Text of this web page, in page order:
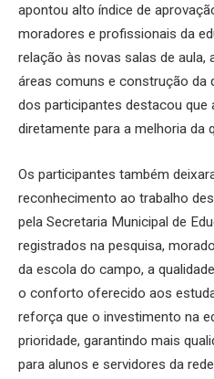
apontou alto índice de
moradores e profissionais da
relação às novas salas de aula,
áreas comuns e construção da
dos participantes destacou que
diretamente para a melhoria da
Os participantes também
reconhecimento ao trabalho
pela Secretaria Municipal de
registrados na pesquisa,
da escola do campo, a
o conforto oferecido aos
reforça que o investimento na
prioridade, garantindo mais
para alunos e servidores da